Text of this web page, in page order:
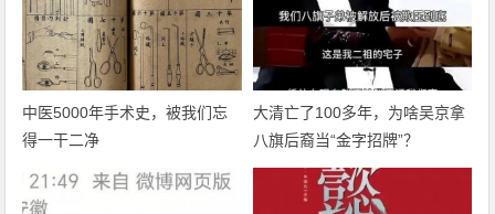
中医5000年手术史，被我们忘
得一干二净
大清亡了100多年，为啥吴京拿
八旗后裔当“金字招牌”？